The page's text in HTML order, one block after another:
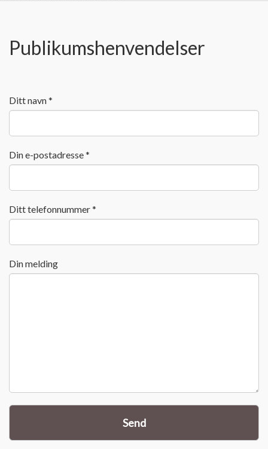
Publikumshenvendelser
Ditt navn *
Din e-postadresse *
Ditt telefonnummer *
Din melding
Send